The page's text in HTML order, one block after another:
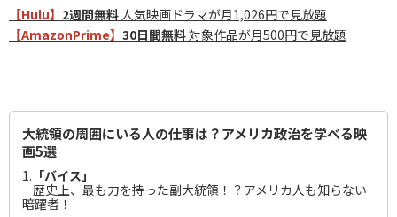
【Hulu】 2週間無料人気映画ドラマが月1,026円で見放題
【AmazonPrime】 30日間無料対象作品が月500円で見放題
大統領の周囲にいる人の仕事は？アメリカ政治を学べる映
画5選
1. 「バイス」
歴史上、最も力を持った副大統領！？アメリカ人も知らない
暗躍者！